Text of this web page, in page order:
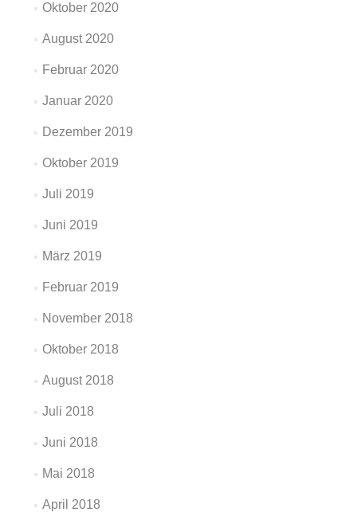
Oktober 2020
August 2020
Februar 2020
Januar 2020
Dezember 2019
Oktober 2019
Juli 2019
Juni 2019
März 2019
Februar 2019
November 2018
Oktober 2018
August 2018
Juli 2018
Juni 2018
Mai 2018
April 2018